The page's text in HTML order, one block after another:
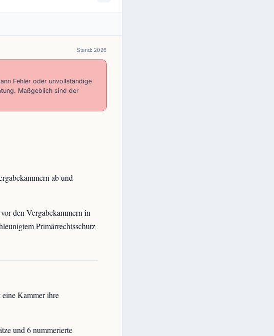
Stand: 2026
Fehler oder unvollständige
Maßgeblich sind der
ab und
den Vergabekammern in
Primärrechtsschutz
Kammer ihre
und 6 nummerierte